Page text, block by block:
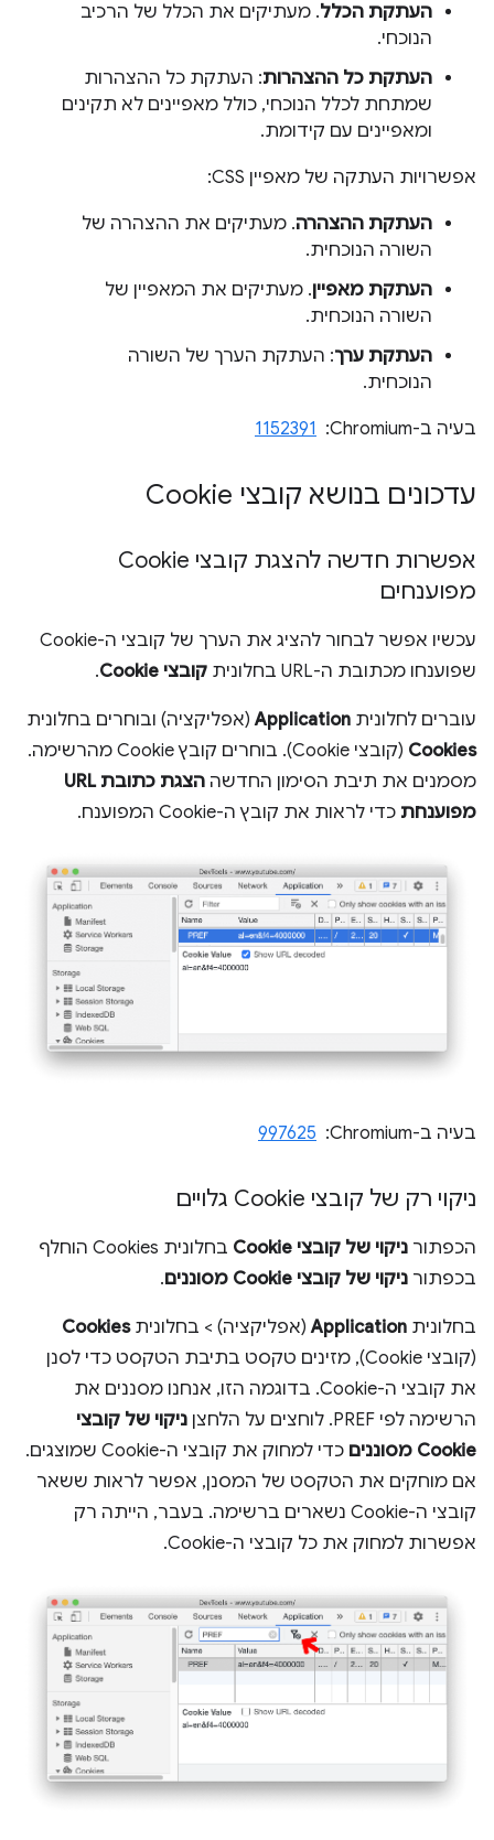
העתקת הכלל. מעתיקים את הכלל של הרכיב
הנוכחי.
העתקת כל ההצהרות: העתקת כל ההצהרות
שמתחת לכלל הנוכחי, כולל מאפיינים לא תקינים
ומאפיינים עם קידומת.
אפשרויות העתקה של מאפיין CSS:
העתקת ההצהרה. מעתיקים את ההצהרה של
השורה הנוכחית.
העתקת מאפיין. מעתיקים את המאפיין של
השורה הנוכחית.
העתקת ערך: העתקת הערך של השורה
הנוכחית.
בעיה ב-Chromium: ‏ 1152391
עדכונים בנושא קובצי Cookie
אפשרות חדשה להצגת קובצי Cookie
מפוענחים
עכשיו אפשר לבחור להציג את הערך של קובצי ה-Cookie
שפוענחו מכתובת ה-URL בחלונית
קובצי Cookie .
עוברים לחלונית Application(אפליקציה) ובוחרים בחלונית
Cookies
(קובצי Cookie). בוחרים קובץ Cookie מהרשימה.
מסמנים את תיבת הסימון החדשה
הצגת כתובת URL
מפוענחת כדי לראות את קובץ ה-Cookie המפוענח.
בעיה ב-Chromium: ‏ 997625
ניקוי רק של קובצי Cookie גלויים
הכפתור ניקוי של קובצי Cookie
בחלונית Cookies הוחלף
בכפתור ניקוי של קובצי Cookie מסוננים .
בחלונית Application(אפליקציה) > בחלוניתCookies
(קובצי Cookie), מזינים טקסט בתיבת הטקסט כדי לסנן
את קובצי ה-Cookie. בדוגמה הזו, אנחנו מסננים את
הרשימה לפי PREF. לוחצים על הלחצן
ניקוי של קובצי
Cookie מסוננים
כדי למחוק את קובצי ה-Cookie שמוצגים.
אם מוחקים את הטקסט של המסנן, אפשר לראות ששאר
קובצי ה-Cookie נשארים ברשימה. בעבר, הייתה רק
אפשרות למחוק את כל קובצי ה-Cookie.